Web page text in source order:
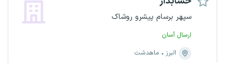
سپهر برسام پیشرو روشاک
ارسال آسان
البرز
ماهدشت